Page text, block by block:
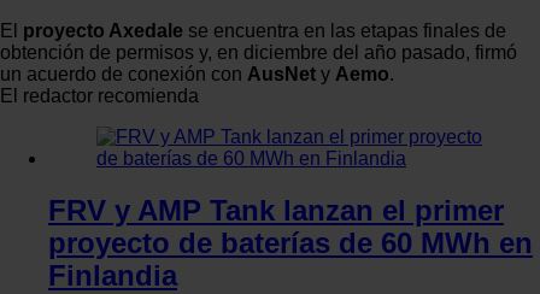
El proyecto Axedale se encuentra en las etapas finales de
obtención de permisos y, en diciembre del año pasado, firmó
un acuerdo de conexión con AusNet y Aemo.
El redactor recomienda
FRV y AMP Tank lanzan el primer
proyecto de baterías de 60 MWh en
Finlandia